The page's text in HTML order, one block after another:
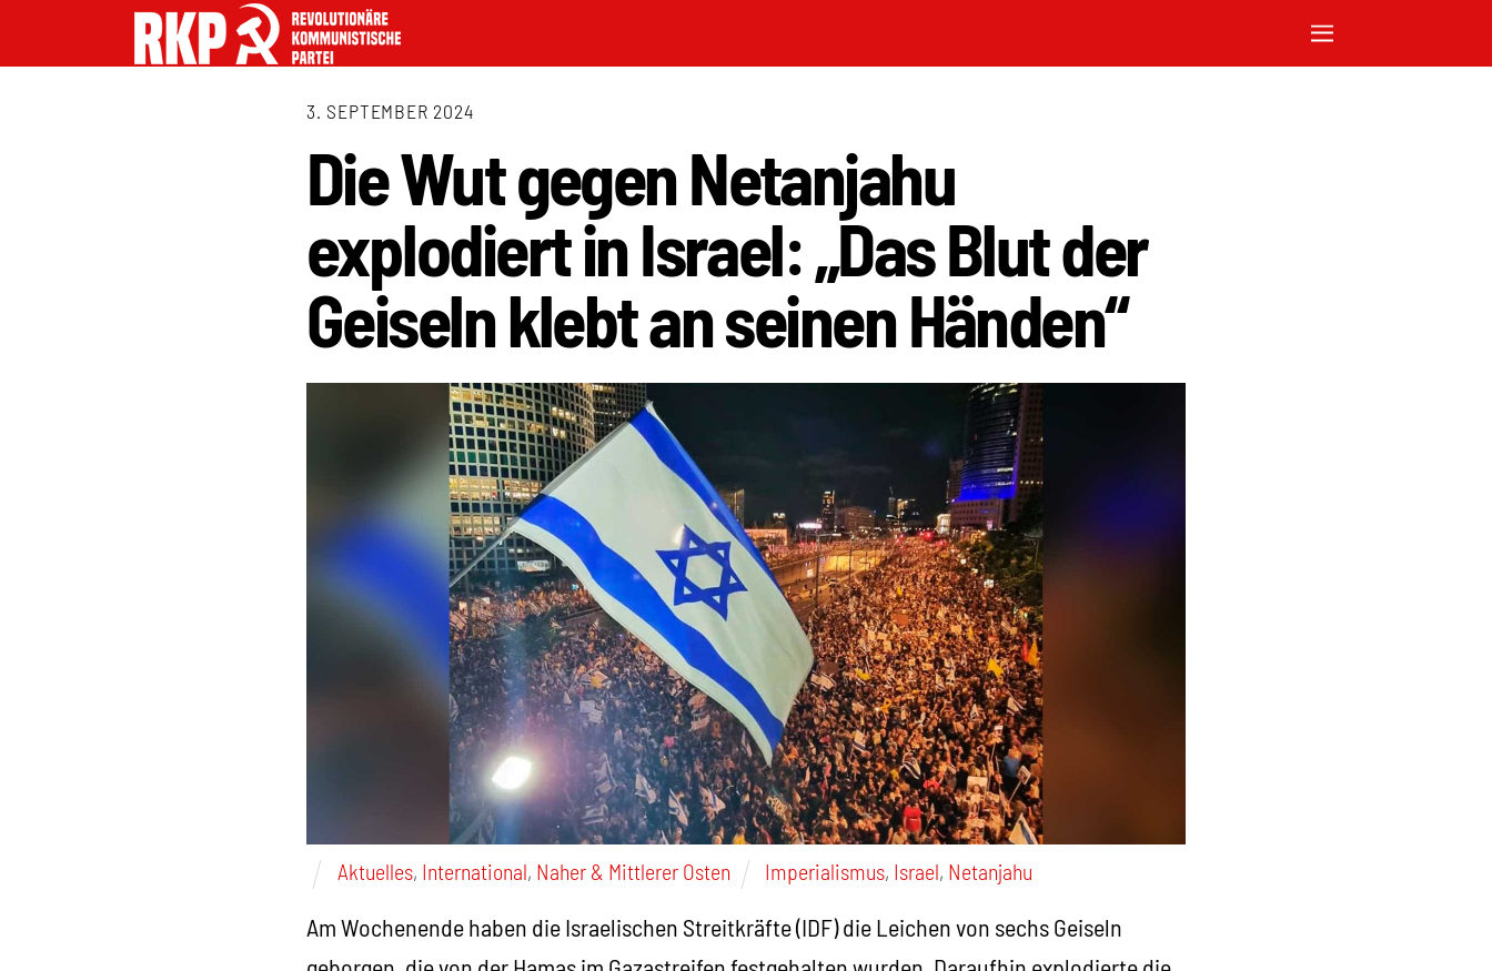
3. SEPTEMBER 2024
Die Wut gegen Netanjahu
explodiert in Israel: „Das Blut der
Geiseln klebt an seinen Händen“
Aktuelles, International, Naher & Mittlerer Osten Imperialismus, Israel, Netanjahu
Am Wochenende haben die Israelischen Streitkräfte (IDF) die Leichen von sechs Geiseln